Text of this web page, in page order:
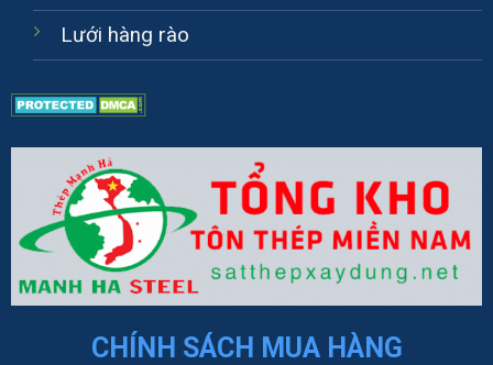
Lưới hàng rào
CHÍNH SÁCH MUA HÀNG